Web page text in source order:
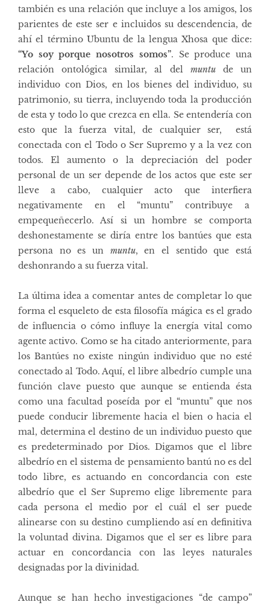
también es una relación que incluye a los amigos, los
parientes de este ser e incluidos su descendencia, de
ahí el término Ubuntu de la lengua Xhosa que dice:
“Yo soy porque nosotros somos”. Se produce una
relación ontológica similar, al del muntude un
individuo con Dios, en los bienes del individuo, su
patrimonio, su tierra, incluyendo toda la producción
de esta y todo lo que crezca en ella. Se entendería con
esto que la fuerza vital, de cualquier ser, está
conectada con el Todo o Ser Supremo y a la vez con
todos. El aumento o la depreciación del poder
personal de un ser depende de los actos que este ser
lleve a cabo, cualquier acto que interfiera
negativamente en el “muntu” contribuye a
empequeñecerlo. Así si un hombre se comporta
deshonestamente se diría entre los bantúes que esta
persona no es un muntu, en el sentido que está
deshonrando a su fuerza vital.
La última idea a comentar antes de completar lo que
forma el esqueleto de esta filosofía mágica es el grado
de influencia o cómo influye la energía vital como
agente activo. Como se ha citado anteriormente, para
los Bantúes no existe ningún individuo que no esté
conectado al Todo. Aquí, el libre albedrío cumple una
función clave puesto que aunque se entienda ésta
como una facultad poseída por el “muntu” que nos
puede conducir libremente hacia el bien o hacia el
mal, determina el destino de un individuo puesto que
es predeterminado por Dios. Digamos que el libre
albedrío en el sistema de pensamiento bantú no es del
todo libre, es actuando en concordancia con este
albedrío que el Ser Supremo elige libremente para
cada persona el medio por el cuál el ser puede
alinearse con su destino cumpliendo así en definitiva
la voluntad divina. Digamos que el ser es libre para
actuar en concordancia con las leyes naturales
designadas por la divinidad.
Aunque se han hecho investigaciones “de campo”